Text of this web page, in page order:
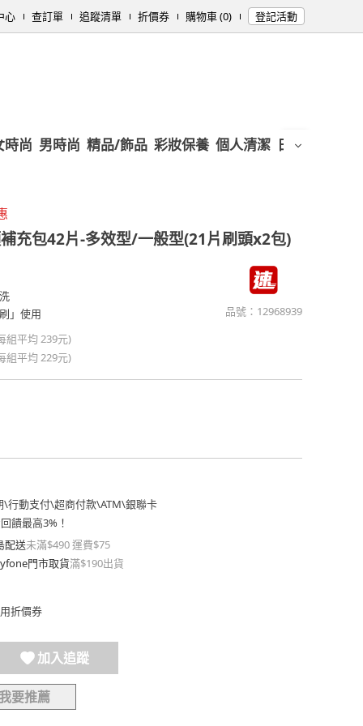
心 查訂單 追蹤清單 折價券 購物車 (0) 登記活動
時尚 男時尚 精品/飾品 彩妝保養 個人清潔 日用/紙品
充包42片-多效型/一般型(21片刷頭x2包)
」使用
品號： 12968939
組平均 239元)
組平均 229元)
\行動支付\超商付款\ATM\銀聯卡
饋最高3%！
配送未滿$490 運費$75
門市取貨滿$190出貨
折價券
加入追蹤
要推薦